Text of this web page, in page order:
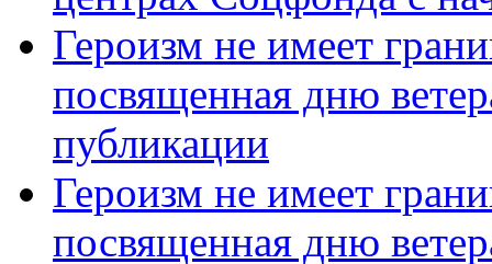
Героизм не имеет
посвященная дню
публикации
Героизм не имеет
посвященная дню